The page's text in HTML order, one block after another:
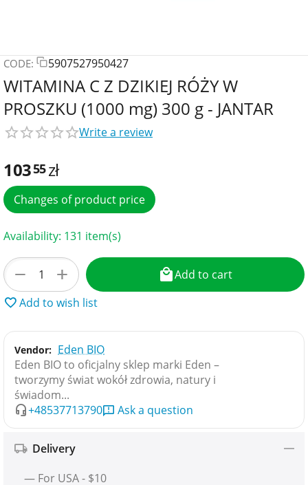
CODE: 5907527950427
WITAMINA C Z DZIKIEJ RÓŻY W
PROSZKU (1000 mg) 300 g - JANTAR
Write a review
10355zł
Changes of product price
Availability: 131 item(s)
+
−
Add to cart
Add to wish list
Vendor: Eden BIO
Eden BIO to oficjalny sklep marki Eden –
tworzymy świat wokół zdrowia, natury i
świadom...
+48537713790
Ask a question
Delivery
— For USA - $10